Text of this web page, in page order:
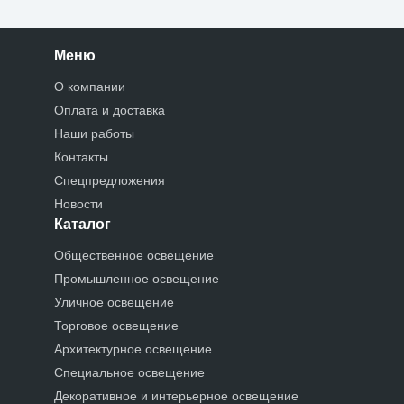
Меню
О компании
Оплата и доставка
Наши работы
Контакты
Спецпредложения
Новости
Каталог
Общественное освещение
Промышленное освещение
Уличное освещение
Торговое освещение
Архитектурное освещение
Специальное освещение
Декоративное и интерьерное освещение